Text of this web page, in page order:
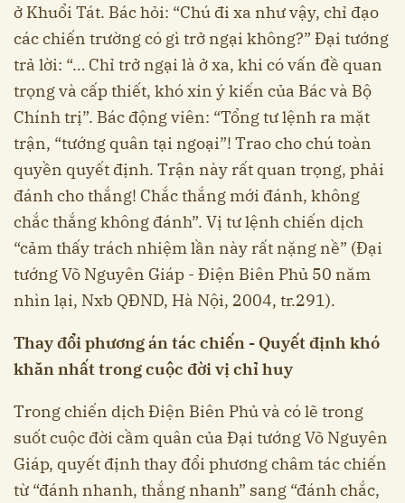
ở Khuổi Tát. Bác hỏi: “Chú đi xa như vậy, chỉ đạo
các chiến trường có gì trở ngại không?” Đại tướng
trả lời: “… Chỉ trở ngại là ở xa, khi có vấn đề quan
trọng và cấp thiết, khó xin ý kiến của Bác và Bộ
Chính trị”. Bác động viên: “Tổng tư lệnh ra mặt
trận, “tướng quân tại ngoại”! Trao cho chú toàn
quyền quyết định. Trận này rất quan trọng, phải
đánh cho thắng! Chắc thắng mới đánh, không
chắc thắng không đánh”. Vị tư lệnh chiến dịch
“cảm thấy trách nhiệm lần này rất nặng nề” (Đại
tướng Võ Nguyên Giáp - Điện Biên Phủ 50 năm
nhìn lại, Nxb QĐND, Hà Nội, 2004, tr.291).
Thay đổi phương án tác chiến - Quyết định khó
khăn nhất trong cuộc đời vị chỉ huy
Trong chiến dịch Điện Biên Phủ và có lẽ trong
suốt cuộc đời cầm quân của Đại tướng Võ Nguyên
Giáp, quyết định thay đổi phương châm tác chiến
từ “đánh nhanh, thắng nhanh” sang “đánh chắc,